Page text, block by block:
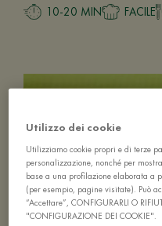
10-20 MIN FACILE
Utilizzo dei cookie
Utilizziamo cookie propri e di terze
personalizzazione, nonché per
base a una profilazione elaborata a
(per esempio, pagine visitate). Può
“Accettare”, CONFIGURARLI O
"CONFIGURAZIONE DEI COOKIE".